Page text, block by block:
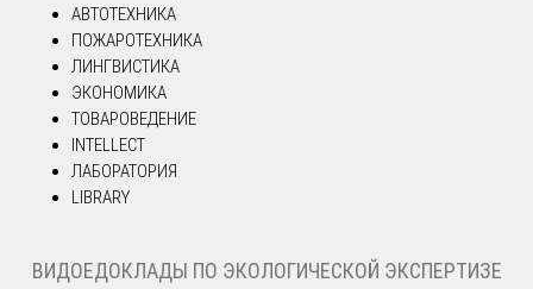
АВТОТЕХНИКА
ПОЖАРОТЕХНИКА
ЛИНГВИСТИКА
ЭКОНОМИКА
ТОВАРОВЕДЕНИЕ
INTELLECT
ЛАБОРАТОРИЯ
LIBRARY
ВИДОЕДОКЛАДЫ ПО ЭКОЛОГИЧЕСКОЙ ЭКСПЕРТИЗЕ